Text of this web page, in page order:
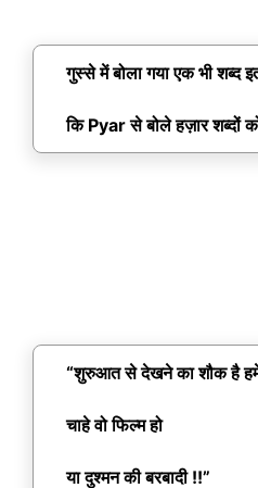
गुस्से में बोला गया एक भी शब्द
कि Pyar से बोले हज़ार शब्दों
“शुरुआत से देखने का शौक है
चाहे वो फिल्म हो
या दुश्मन की बरबादी !!”